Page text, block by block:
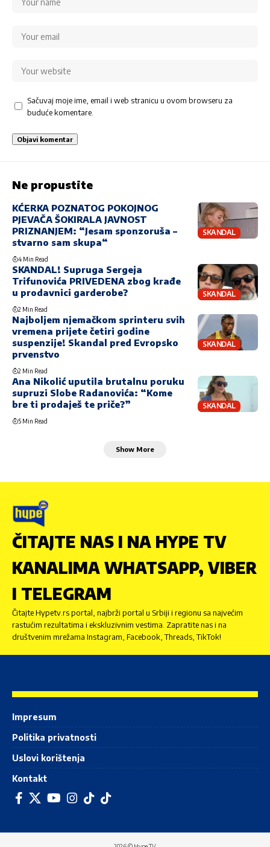
Sačuvaj moje ime, email i web stranicu u ovom browseru za
buduće komentare.
Ne propustite
SKANDAL
KĆERKA POZNATOG POKOJNOG
PJEVAČA ŠOKIRALA JAVNOST
PRIZNANJEM: “Jesam sponzoruša –
stvarno sam skupa“
4 Min Read
SKANDAL
SKANDAL! Supruga Sergeja
Trifunovića PRIVEDENA zbog krađe
u prodavnici garderobe?
2 Min Read
SKANDAL
Najboljem njemačkom sprinteru svih
vremena prijete četiri godine
suspenzije! Skandal pred Evropsko
prvenstvo
2 Min Read
SKANDAL
Ana Nikolić uputila brutalnu poruku
supruzi Slobe Radanovića: “Kome
bre ti prodaješ te priče?”
5 Min Read
Show More
ČITAJTE NAS I NA HYPE TV
KANALIMA WHATSAPP, VIBER
I TELEGRAM
Čitajte Hypetv.rs portal, najbrži portal u Srbiji i regionu sa najvećim
rastućim rezultatima i ekskluzivnim vestima. Zapratite nas i na
društvenim mrežama Instagram, Facebook, Threads, TikTok!
Impresum
Politika privatnosti
Uslovi korištenja
Kontakt